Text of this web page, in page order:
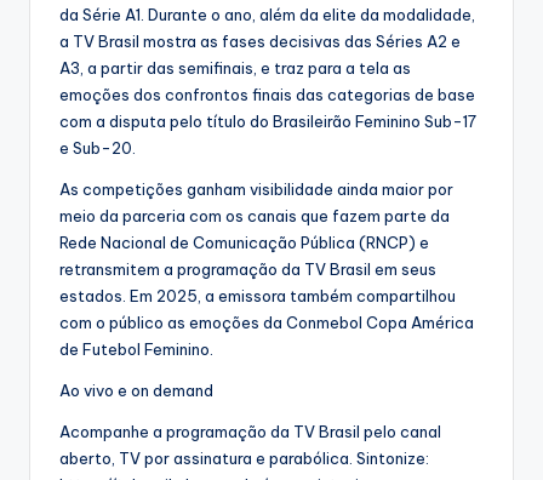
da Série A1. Durante o ano, além da elite da modalidade,
a TV Brasil mostra as fases decisivas das Séries A2 e
A3, a partir das semifinais, e traz para a tela as
emoções dos confrontos finais das categorias de base
com a disputa pelo título do Brasileirão Feminino Sub-17
e Sub-20.
As competições ganham visibilidade ainda maior por
meio da parceria com os canais que fazem parte da
Rede Nacional de Comunicação Pública (RNCP) e
retransmitem a programação da TV Brasil em seus
estados. Em 2025, a emissora também compartilhou
com o público as emoções da Conmebol Copa América
de Futebol Feminino.
Ao vivo e on demand
Acompanhe a programação da TV Brasil pelo canal
aberto, TV por assinatura e parabólica. Sintonize: